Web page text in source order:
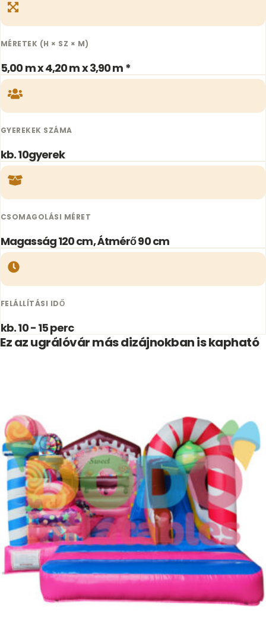
MÉRETEK (H × SZ × M)
5,00 m x 4,20 m x 3,90 m *
GYEREKEK SZÁMA
kb. 10gyerek
CSOMAGOLÁSI MÉRET
Magasság 120 cm, Átmérő 90 cm
FELÁLLÍTÁSI IDŐ
kb. 10 - 15 perc
Ez az ugrálóvár más dizájnokban is kapható